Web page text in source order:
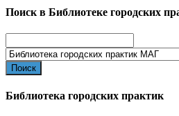
Поиск в Библиотеке городских
for:
Библиотека городских практик